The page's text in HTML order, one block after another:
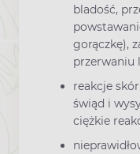
bladość,
gorączkę),
przerwaniu
reakcje
świąd i
ciężkie